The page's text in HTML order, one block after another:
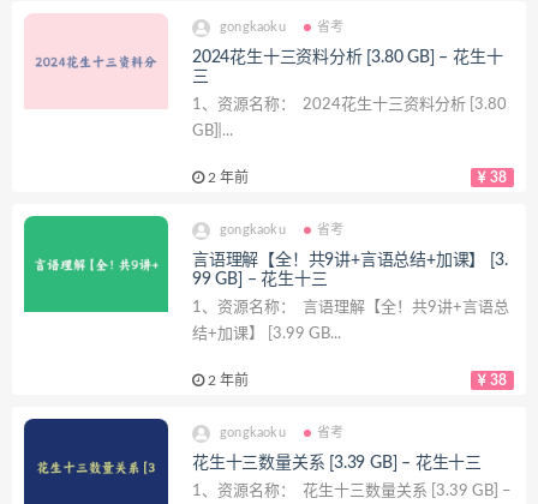
gongkaoku 省考
2024花生十三资料分析 [3.80 GB] – 花生十
三
1、资源名称： 2024花生十三资料分析 [3.80
GB] ̵...
2 年前 38
gongkaoku 省考
言语理解【全！共9讲+言语总结+加课】 [3.
99 GB] – 花生十三
1、资源名称： 言语理解【全！共9讲+言语总
结+加课】 [3.99 GB...
2 年前 38
gongkaoku 省考
花生十三数量关系 [3.39 GB] – 花生十三
1、资源名称： 花生十三数量关系 [3.39 GB] –